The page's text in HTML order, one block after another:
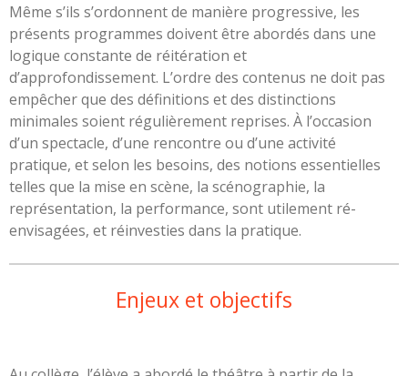
Même s’ils s’ordonnent de manière progressive, les
présents programmes doivent être abordés dans une
logique constante de réitération et
d’approfondissement. L’ordre des contenus ne doit pas
empêcher que des définitions et des distinctions
minimales soient régulièrement reprises. À l’occasion
d’un spectacle, d’une rencontre ou d’une activité
pratique, et selon les besoins, des notions essentielles
telles que la mise en scène, la scénographie, la
représentation, la performance, sont utilement ré-
envisagées, et réinvesties dans la pratique.
Enjeux et objectifs